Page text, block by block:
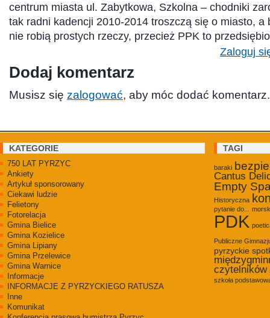
centrum miasta ul. Zabytkowa, Szkolna – chodniki
tak radni kadencji 2010-2014 troszczą się o miasto, a
nie robią prostych rzeczy, przecież PPK to
Zaloguj
Dodaj komentarz
Musisz się zalogować, aby móc dodać komentarz.
KATEGORIE
750 LAT PYRZYC
Ankiety
Artykuł sponsorowany
Ciekawi ludzie
Felietony
Fotorelacja
Gmina Bielice
Gmina Kozielice
Gmina Lipiany
Gmina Przelewice
Gmina Warnice
Informacje
INFORMACJE Z PYRZYCKIEGO RATUSZA
Inne
Komunikat
TAGI
baraki
Cantus
Empty
Historyczna
pytanie do...
PDK
Publiczne
pyrzyckie
czytelników
szkoła